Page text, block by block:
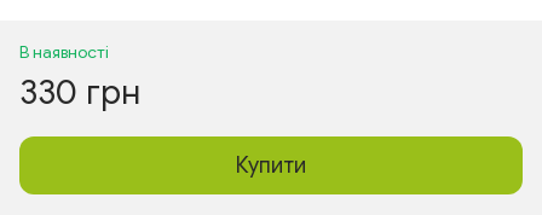
В наявності
330 грн
Купити